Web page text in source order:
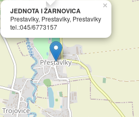
JEDNOTA I ŽARNOVICA
Prestavlky, Prestavlky, Prestavlky
tel.:045/6773157
×